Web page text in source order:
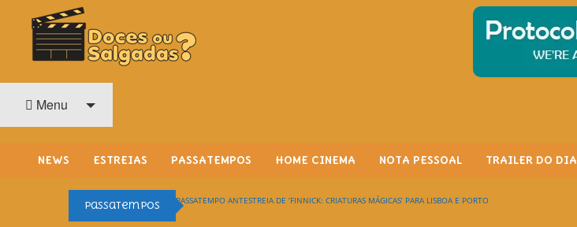
O Cinema? Uma Paixão!!
Menu
NEWS ESTREIAS PASSATEMPOS HOME CINEMA NOTA PESSOAL TRAILER DO DIA
Passatempos PASSATEMPO ANTESTREIA DE ‘FINNICK: CRIATURAS MÁGICAS’ PARA LISBOA E PORTO